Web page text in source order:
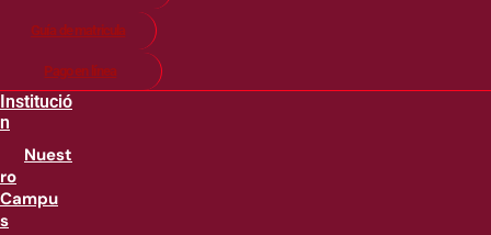
Guía de matricula
Pago en línea
Institució
n
Nuest
ro
Campu
s